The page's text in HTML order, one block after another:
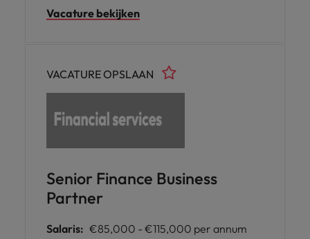
professional. Je werkt dagelijks met cijfers,
omgeving waar vakkennis, samenwerking
en ontwikkeling centraal staan.
Vacature bekijken
Senior Finance Business
Partner
VACATURE OPSLAAN
Salaris: €85,000 - €115,000 per annum